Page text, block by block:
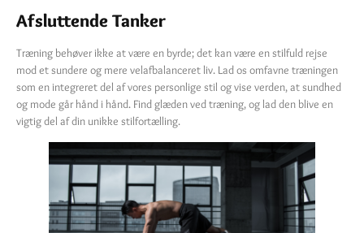
Afsluttende Tanker
Træning behøver ikke at være en byrde; det kan være en stilfuld rejse
mod et sundere og mere velafbalanceret liv. Lad os omfavne træningen
som en integreret del af vores personlige stil og vise verden, at sundhed
og mode går hånd i hånd. Find glæden ved træning, og lad den blive en
vigtig del af din unikke stilfortælling.